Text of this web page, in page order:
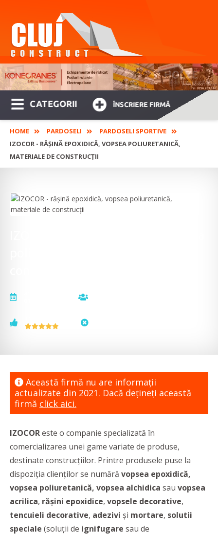
CATEGORII ÎNSCRIERE FIRMĂ
HOME PARDOSELI
PARDOSELI SPORTIVE
IZOCOR - RĂȘINĂ EPOXIDICĂ, VOPSEA POLIURETANICĂ,
MATERIALE DE CONSTRUCȚII
Această firmă nu are informaţii
actualizate din 2021. Dacă dețineți această
firmă click aici.
IZOCOReste o companie specializată în
comercializarea unei game variate de produse,
destinate construcțiilor. Printre produsele puse la
dispoziția clienților se numără vopsea epoxidică,
vopsea poliuretanică, vopsea alchidica sau vopsea
acrilica, rășini epoxidice, vopsele decorative,
tencuieli decorative, adezivi și mortare, solutii
speciale (soluții de ignifugare sau de